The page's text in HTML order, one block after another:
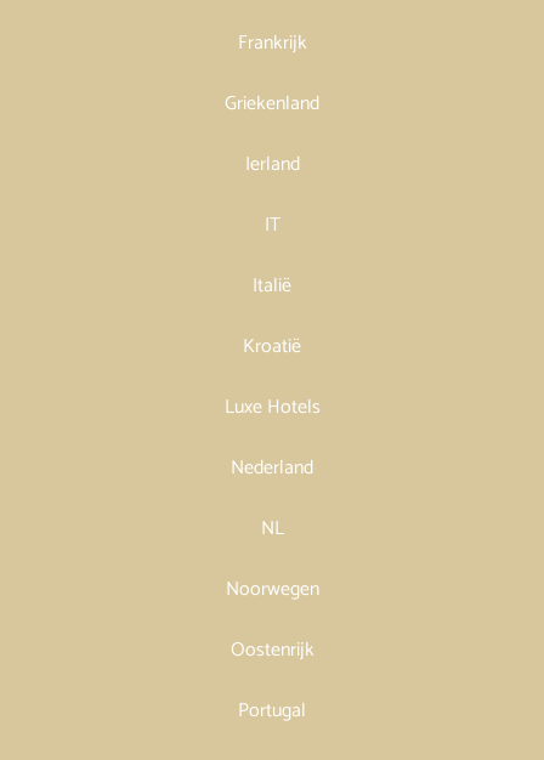
Frankrijk
Griekenland
Ierland
IT
Italië
Kroatië
Luxe Hotels
Nederland
NL
Noorwegen
Oostenrijk
Portugal